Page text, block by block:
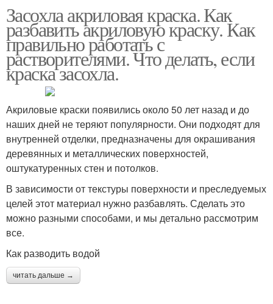
Засохла акриловая краска. Как
разбавить акриловую краску. Как
правильно работать с
растворителями. Что делать, если
краска засохла.
Акриловые краски появились около 50 лет назад и до
наших дней не теряют популярности. Они подходят для
внутренней отделки, предназначены для окрашивания
деревянных и металлических поверхностей,
оштукатуренных стен и потолков.
В зависимости от текстуры поверхности и преследуемых
целей этот материал нужно разбавлять. Сделать это
можно разными способами, и мы детально рассмотрим
все.
Как разводить водой
читать дальше →